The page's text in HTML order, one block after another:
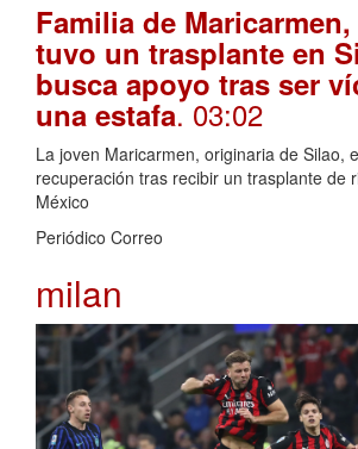
Familia de
tuvo un trasplante en
busca apoyo tras ser
una estafa. 03:02
La joven Maricarmen, originaria de Silao,
recuperación tras recibir un trasplante de
México
Periódico Correo
milan